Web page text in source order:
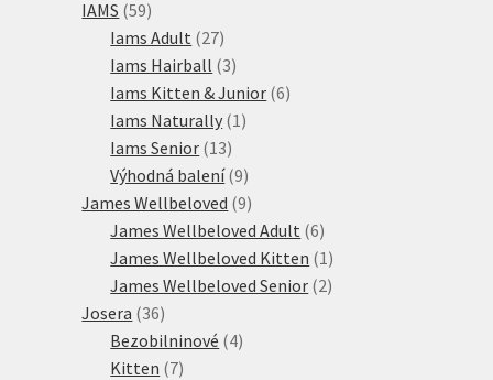
IAMS 5959
produktů
Iams Adult 2727
produktů
Iams Hairball 33
produkty
Iams Kitten & Junior 66
Iams Naturally 1 1
Iams Senior 1313
produktů
Výhodná balení 99
produktů
James Wellbeloved 99
produktů
James Wellbeloved Adult 66
produktů
James Wellbeloved Kitten 1 1
produkt
James Wellbeloved Senior 22
Josera 3636
produktů
Bezobilninové 44
Kitten 77